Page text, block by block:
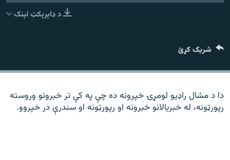
د ازادې اروپا راډیو ټولې ووبپاڼې
د ډاېرېکټ لېنک
شریک کړئ
دا د مشال راډیو لومړۍ خپرونه ده چې په کې تر خبرونو وروسته
رپورټونه، له خبریالانو خبرونه او رپورټونه او سندرې در خپروو.